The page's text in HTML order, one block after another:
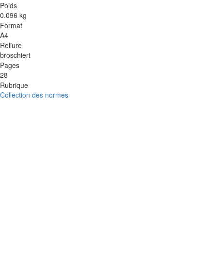
Poids
0.096 kg
Format
A4
Reliure
broschiert
Pages
28
Rubrique
Collection des normes